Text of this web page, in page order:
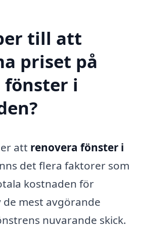
till att
priset på
fönster i
att renovera fönster i
det flera faktorer som
kostnaden för
mest avgörande
nuvarande skick.